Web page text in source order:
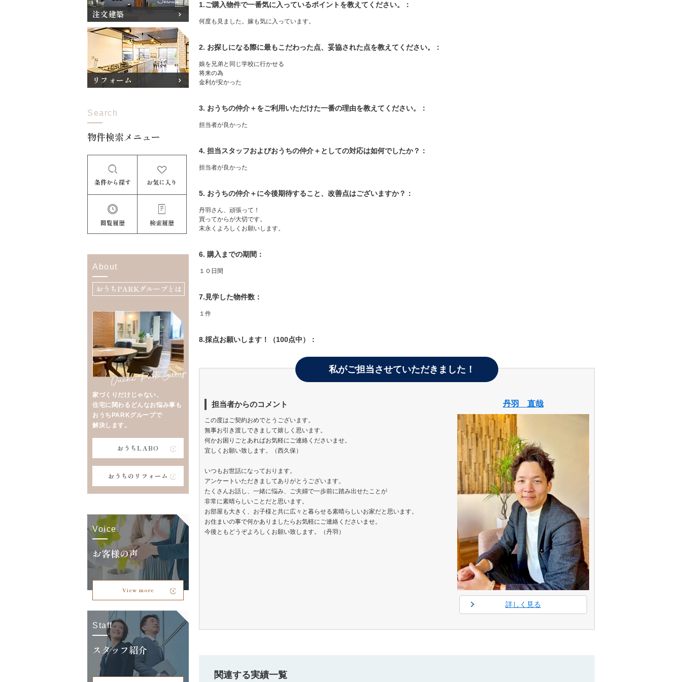
1.ご購入物件で一番気に入っているポイントを教えてください。：
何度も見ました。嫁も気に入っています。
2. お探しになる際に最もこだわった点、妥協された点を教えてください。：
娘を兄弟と同じ学校に行かせる
将来の為
金利が安かった
3. おうちの仲介＋をご利用いただけた一番の理由を教えてください。：
担当者が良かった
4. 担当スタッフおよびおうちの仲介＋としての対応は如何でしたか？：
担当者が良かった
5. おうちの仲介＋に今後期待すること、改善点はございますか？：
丹羽さん、頑張って！
買ってからが大切です。
末永くよろしくお願いします。
6. 購入までの期間：
１０日間
7.見学した物件数：
１件
8.採点お願いします！（100点中）：
私がご担当させていただきました！
担当者からのコメント
この度はご契約おめでとうございます。
無事お引き渡しできまして嬉しく思います。
何かお困りごとあればお気軽にご連絡くださいませ。
宜しくお願い致します。（西久保）
いつもお世話になっております。
アンケートいただきましてありがとうございます。
たくさんお話し、一緒に悩み、ご夫婦で一歩前に踏み出せたことが
非常に素晴らしいことだと思います。
お部屋も大きく、お子様と共に広々と暮らせる素晴らしいお家だと思います。
お住まいの事で何かありましたらお気軽にご連絡くださいませ。
今後ともどうぞよろしくお願い致します。（丹羽）
丹羽 直哉
詳しく見る
関連する実績一覧
注文建築
リフォーム
Search
物件検索メニュー
条件から探す お気に入り
閲覧履歴 検索履歴
About
おうちPARKグループとは
家づくりだけじゃない、
住宅に関わるどんなお悩み事も
おうちPARKグループで
解決します。
おうちLABO
おうちのリフォーム
Voice
お客様の声
View more
Staff
スタッフ紹介